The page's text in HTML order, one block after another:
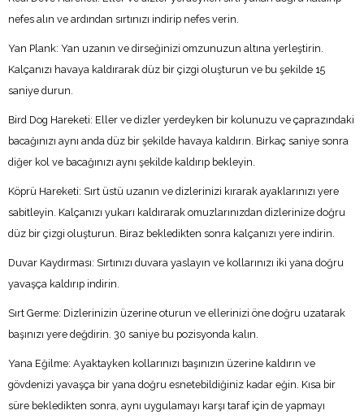
nefes alın ve ardından sırtınızı indirip nefes verin.
Yan Plank: Yan uzanın ve dirseğinizi omzunuzun altına yerleştirin.
Kalçanızı havaya kaldırarak düz bir çizgi oluşturun ve bu şekilde 15
saniye durun.
Bird Dog Hareketi: Eller ve dizler yerdeyken bir kolunuzu ve çaprazındaki
bacağınızı aynı anda düz bir şekilde havaya kaldırın. Birkaç saniye sonra
diğer kol ve bacağınızı aynı şekilde kaldırıp bekleyin.
Köprü Hareketi: Sırt üstü uzanın ve dizlerinizi kırarak ayaklarınızı yere
sabitleyin. Kalçanızı yukarı kaldırarak omuzlarınızdan dizlerinize doğru
düz bir çizgi oluşturun. Biraz bekledikten sonra kalçanızı yere indirin.
Duvar Kaydırması: Sırtınızı duvara yaslayın ve kollarınızı iki yana doğru
yavaşça kaldırıp indirin.
Sırt Germe: Dizlerinizin üzerine oturun ve ellerinizi öne doğru uzatarak
başınızı yere değdirin. 30 saniye bu pozisyonda kalın.
Yana Eğilme: Ayaktayken kollarınızı başınızın üzerine kaldırın ve
gövdenizi yavaşça bir yana doğru esnetebildiğiniz kadar eğin. Kısa bir
süre bekledikten sonra, aynı uygulamayı karşı taraf için de yapmayı